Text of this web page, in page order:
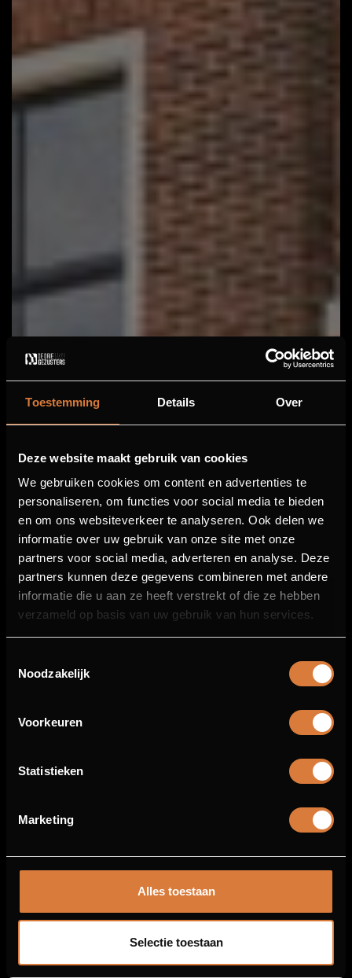
Toestemming Details Over
Deze website maakt gebruik van cookies
We gebruiken cookies om content en advertenties te
personaliseren, om functies voor social media te bieden
en om ons websiteverkeer te analyseren. Ook delen we
informatie over uw gebruik van onze site met onze
partners voor social media, adverteren en analyse. Deze
partners kunnen deze gegevens combineren met andere
informatie die u aan ze heeft verstrekt of die ze hebben
verzameld op basis van uw gebruik van hun services.
Noodzakelijk
Voorkeuren
Statistieken
Marketing
Alles toestaan
Selectie toestaan
WELKOM BIJ DE DRIE
GEZUSTERS GRAND CAFÉ &
TERRAS